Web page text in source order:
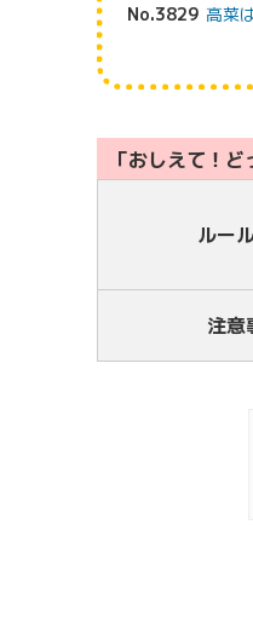
No.3829 高菜
「おしえて！
ルー
注意